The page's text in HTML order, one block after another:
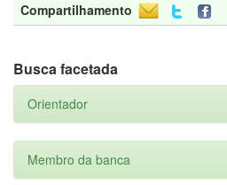
Compartilhamento
Busca facetada
Orientador
Membro da banca